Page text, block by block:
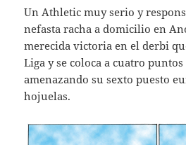
Un Athletic muy serio y
nefasta racha a domicilio en
merecida victoria en el derbi
Liga y se coloca a cuatro puntos
amenazando su sexto puesto
hojuelas.